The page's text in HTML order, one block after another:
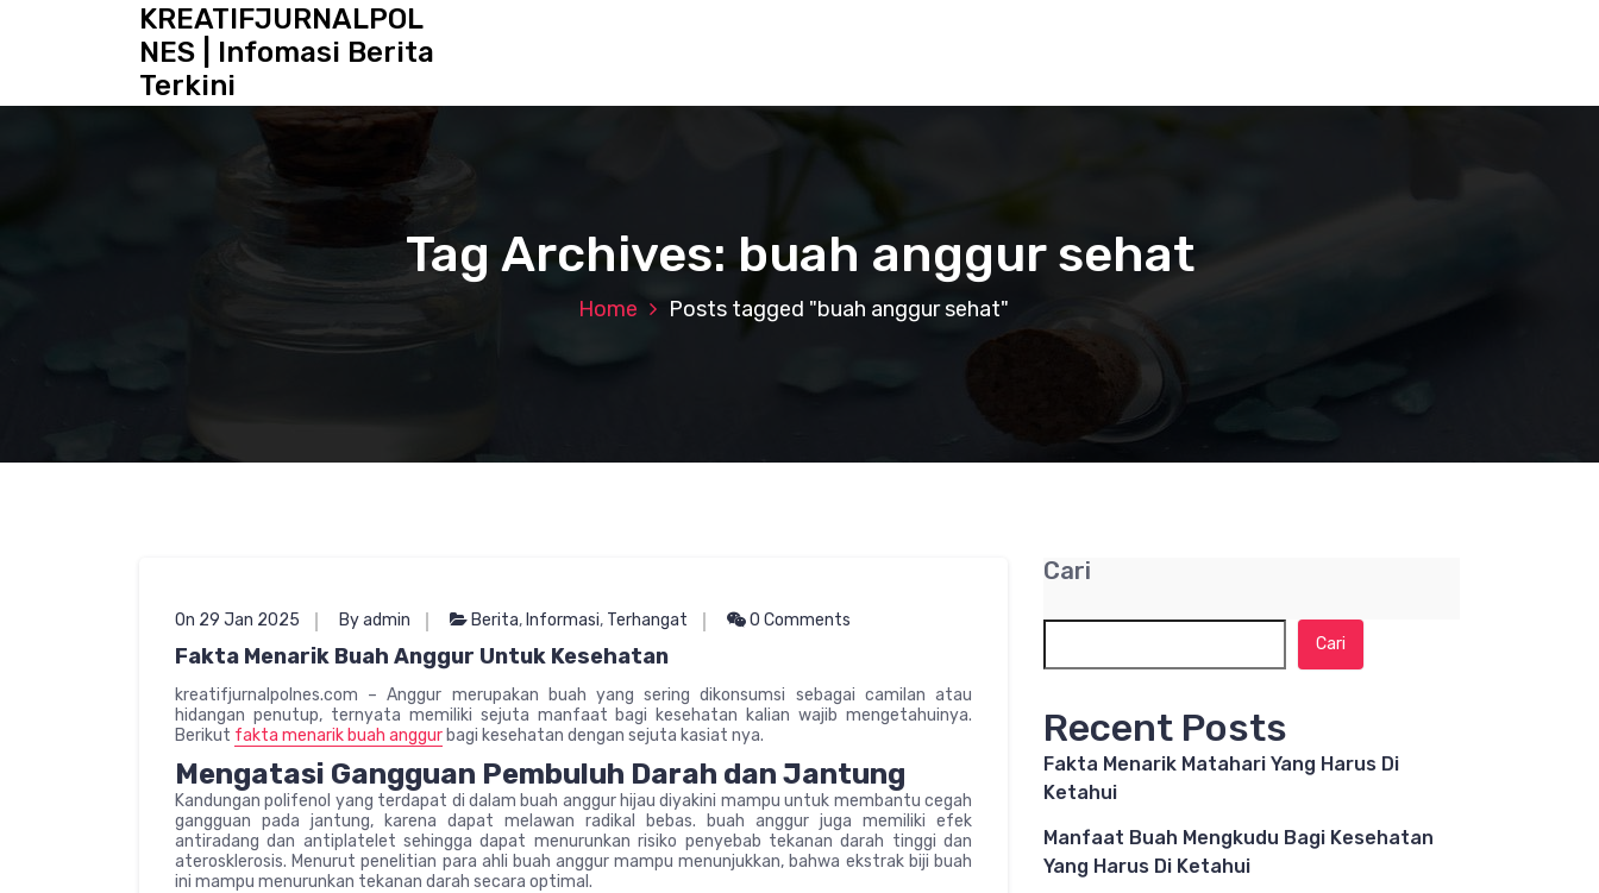
KREATIFJURNALPOL
NES | Infomasi Berita
Terkini
Tag Archives: buah anggur sehat
Home Posts tagged "buah anggur sehat"
On 29 Jan 2025 By admin Berita, Informasi, Terhangat 0 Comments
Fakta Menarik Buah Anggur Untuk Kesehatan
kreatifjurnalpolnes.com – Anggur merupakan buah yang sering dikonsumsi sebagai camilan atau
hidangan penutup, ternyata memiliki sejuta manfaat bagi kesehatan kalian wajib mengetahuinya.
Berikut fakta menarik buah anggur bagi kesehatan dengan sejuta kasiat nya.
Mengatasi Gangguan Pembuluh Darah dan Jantung
Kandungan polifenol yang terdapat di dalam buah anggur hijau diyakini mampu untuk membantu cegah
gangguan pada jantung, karena dapat melawan radikal bebas. buah anggur juga memiliki efek
antiradang dan antiplatelet sehingga dapat menurunkan risiko penyebab tekanan darah tinggi dan
aterosklerosis. Menurut penelitian para ahli buah anggur mampu menunjukkan, bahwa ekstrak biji buah
ini mampu menurunkan tekanan darah secara optimal.
Cari
Cari
Recent Posts
Fakta Menarik Matahari Yang Harus Di
Ketahui
Manfaat Buah Mengkudu Bagi Kesehatan
Yang Harus Di Ketahui